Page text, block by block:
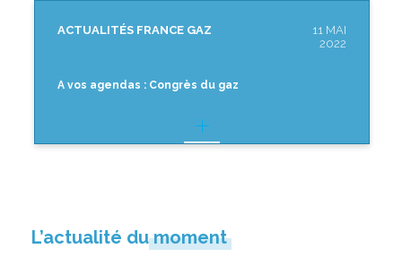
ACTUALITÉS FRANCE GAZ
11 MAI
2022
A vos agendas : Congrès du gaz
L’actualité du moment